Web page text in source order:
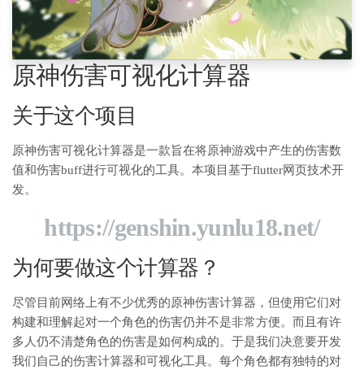
原神伤害可视化计算器
关于这个项目
原神伤害可视化计算器是一款旨在将原神游戏中产生的伤害数
值和伤害buff进行可视化的工具。本项目基于flutter网页技术开
发。
https://genshin.yunlu18.net/
为何要做这个计算器？
尽管目前网络上有不少优秀的原神伤害计算器，但使用它们对
构建和理解起对一个角色的伤害仍并不是非常方便。而且有许
多人仍不清楚角色的伤害是如何构成的。于是我们决意要开发
我们自己的伤害计算器和可视化工具。每个角色都有独特的对